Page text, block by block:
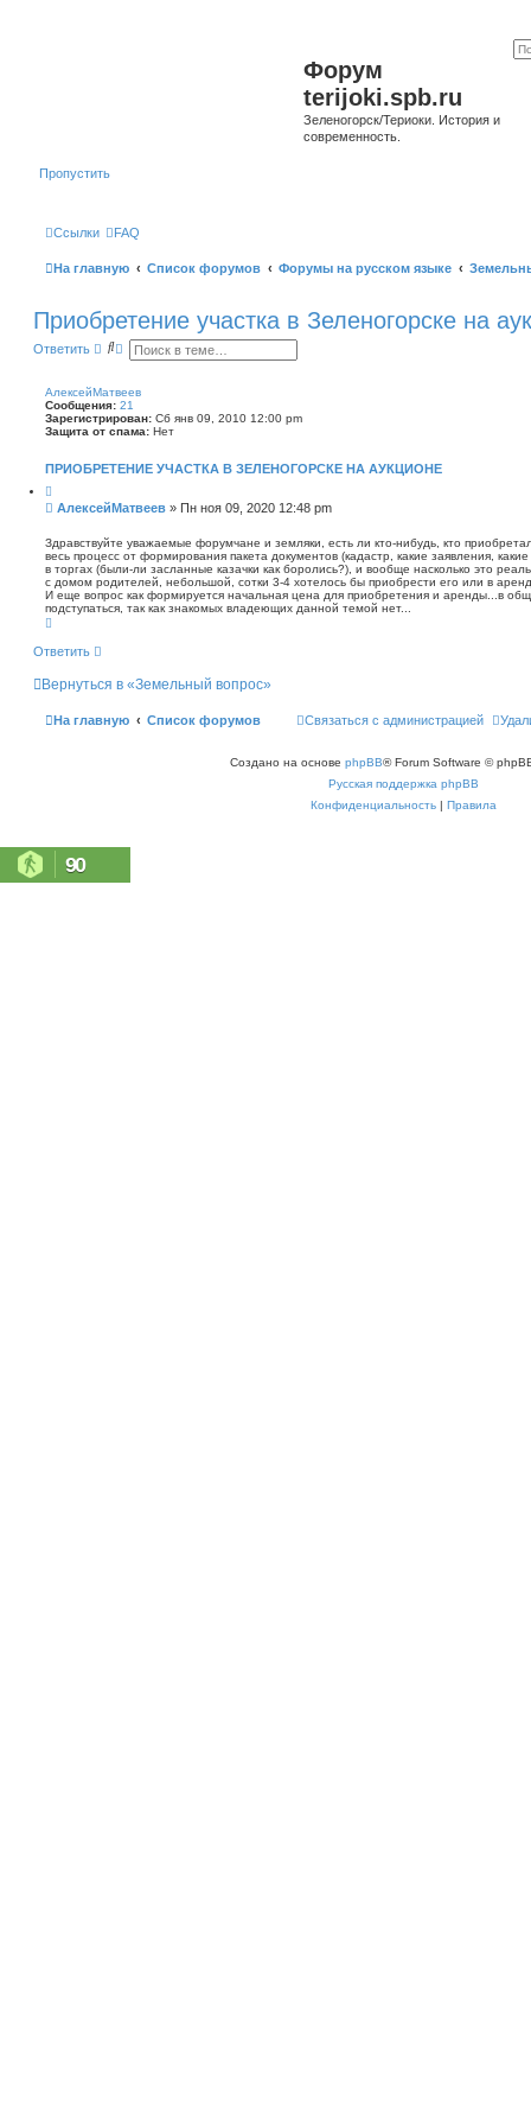
Форум
terijoki.spb.ru
Зеленогорск/Териоки. История и
современность.
Пропустить
Ссылки FAQ
На главную Список форумов Форумы на русском языке
Приобретение участка в Зеленогорске на
Ответить
П
с
к
Р
ш
и
р
е
ы
о
с
к
АлексейМатвеев
Сообщения: 21
Зарегистрирован: Сб янв 09, 2010 12:00 pm
Защита от спама: Нет
ПРИОБРЕТЕНИЕ УЧАСТКА В ЗЕЛЕНОГОРСКЕ НА АУКЦИОНЕ
и
т
т
а
С
о
б
щ
е
н
АлексейМатвеев » Пн ноя 09, 2020 12:48 pm
Здравствуйте уважаемые форумчане и земляки, есть ли кто-нибудь, кто
весь процесс от формирования пакета документов (кадастр, какие заявления,
в торгах (были-ли засланные казачки как боролись?), и вообще насколько это
с домом родителей, небольшой, сотки 3-4 хотелось бы приобрести его или в
И еще вопрос как формируется начальная цена для приобретения и аренды...в
подступаться, так как знакомых владеющих данной темой нет...
н
т
я
Ответить
Вернуться в «Земельный вопрос»
На главную Список форумов Связаться с администрацией
Создано на основе phpBB® Forum Software ©
Русская поддержка phpBB
Конфиденциальность | Правила
90